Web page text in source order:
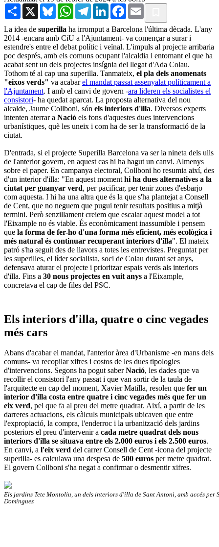
Share X BlueskyWhatsAppTelegramLinkedInFacebook
Email
La idea de superilla ha irromput a Barcelona l'última dècada. L'any
2014 -encara amb CiU a l'Ajuntament- va començar a surar i
estendre's entre el debat polític i veïnal. L'impuls al projecte arribaria
poc després, amb els comuns ocupant l'alcaldia i entomant el que ha
acabat sent un dels projectes insígnia del llegat d'Ada Colau.
Tothom té al cap una superilla. Tanmateix, el pla dels anomenats
"eixos verds" va acabarel mandat passat assenyalat políticament a
l'Ajuntament. I amb el canvi de govern -ara lideren els socialistes el
consistori- ha quedat aparcat. La proposta alternativa del nou
alcalde, Jaume Collboni, són els interiors d'illa. Diversos experts
intenten aterrar a Nació els fons d'aquestes dues intervencions
urbanístiques, què les uneix i com ha de ser la transformació de la
ciutat.
D'entrada, si el projecte Superilla Barcelona va ser la nineta dels ulls
de l'anterior govern, en aquest cas hi ha hagut un canvi. Almenys
sobre el paper. En campanya electoral, Collboni ho resumia així, des
d'un interior d'illa: "En aquest moment hi ha dues alternatives a la
ciutat per guanyar verd, per pacificar, per tenir zones d'esbarjo
com aquesta. I hi ha una altra que és la que s'ha plantejat a Consell
de Cent, que no neguem que pugui tenir resultats positius a mitjà
termini. Però senzillament creiem que escalar aquest model a tot
l'Eixample no és viable. És econòmicament inassumible i pensem
que la forma de fer-ho d'una forma més eficient, més ecològica i
més natural és continuar recuperant interiors d'illa". El mateix
patró s'ha seguit des de llavors a totes les entrevistes. Preguntat per
les superilles, el líder socialista, soci de Colau durant set anys,
defensava aturar el projecte i prioritzar espais verds als interiors
d'illa. Fins a 30 nous projectes en vuit anys a l'Eixample,
concretava el cap de files del PSC.
Els interiors d'illa, quatre o cinc vegades
més cars
Abans d'acabar el mandat, l'anterior àrea d'Urbanisme -en mans dels
comuns- va recopilar xifres i costos de les dues tipologies
d'intervencions. Segons ha pogut saberNació, les dades que va
recollir el consistori l'any passat i que van sortir de la taula de
l'arquitecte en cap del moment, Xavier Matilla, resolen que fer un
interior d'illa costa entre quatre i cinc vegades més que fer un
eix verd, pel que fa al preu del metre quadrat. Així, a partir de les
darreres actuacions, els càlculs municipals ubicaven que entre
l'expropiació, la compra, l'enderroc i la urbanització dels jardins
posteriors el preu d'intervenir a cada metre quadrat dels nous
interiors d'illa se situava entre els 2.000 euros i els 2.500 euros.
En canvi, a l'eix verd del carrer Consell de Cent -icona del projecte
superilla- es calculava una despesa de 500 euros per metre quadrat.
El govern Collboni s'ha negat a confirmar o desmentir xifres.
Els jardins Tete Montoliu, un dels interiors d'illa de Sant Antoni, amb accés per
Domínguez